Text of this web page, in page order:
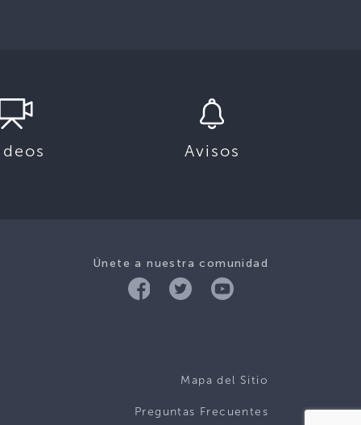
Avisos
Únete a nuestra comunidad
Mapa del Sitio
Preguntas Frecuentes